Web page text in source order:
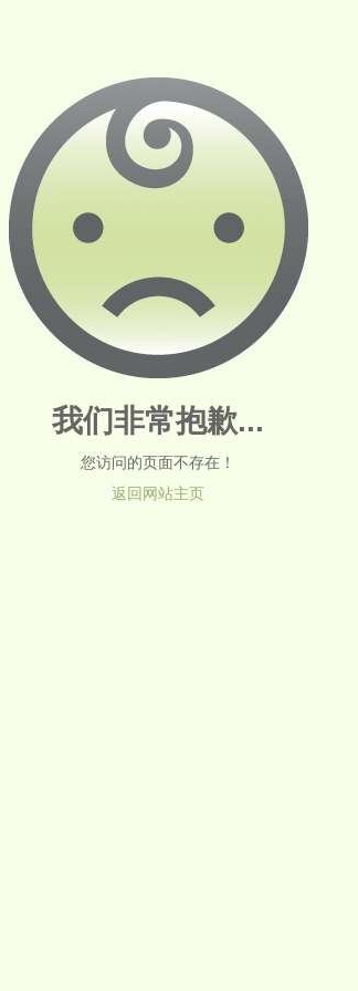
我们非常抱歉...
您访问的页面不存在！
返回网站主页